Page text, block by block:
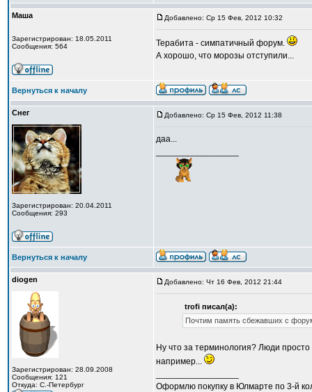
Маша
Зарегистрирован: 18.05.2011
Сообщения: 564
Добавлено: Ср 15 Фев, 2012 10:32
Терабита - симпатичный форум.
А хорошо, что морозы отступили...
Вернуться к началу
Снег
Зарегистрирован: 20.04.2011
Сообщения: 293
Добавлено: Ср 15 Фев, 2012 11:38
даа...
Вернуться к началу
diogen
Зарегистрирован: 28.09.2008
Сообщения: 121
Откуда: С.-Петербург
Добавлено: Чт 16 Фев, 2012 21:44
trofi писал(а):
Почтим память сбежавших с
Ну что за терминология? Люди
например...
Оформлю покупку в Юлмарте по 3-й